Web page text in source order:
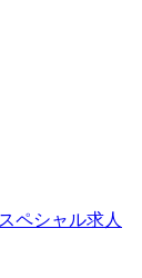
スペシャル求人